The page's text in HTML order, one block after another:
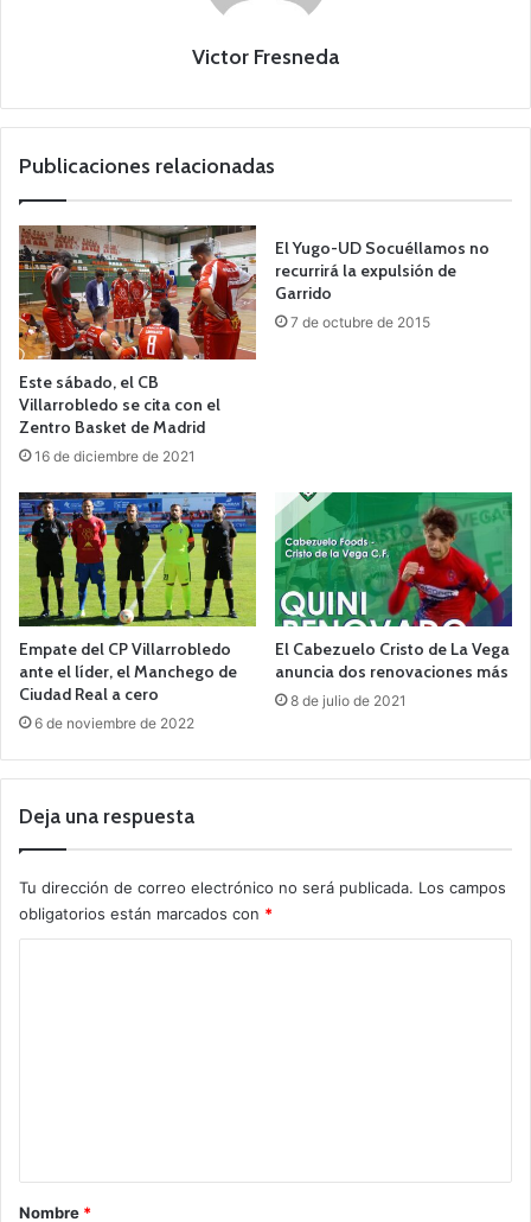
Victor Fresneda
Publicaciones relacionadas
Este sábado, el CB
Villarrobledo se cita con el
Zentro Basket de Madrid
16 de diciembre de 2021
El Yugo-UD Socuéllamos no
recurrirá la expulsión de
Garrido
7 de octubre de 2015
Empate del CP Villarrobledo
ante el líder, el Manchego de
Ciudad Real a cero
6 de noviembre de 2022
El Cabezuelo Cristo de La Vega
anuncia dos renovaciones más
8 de julio de 2021
Deja una respuesta
Tu dirección de correo electrónico no será publicada. Los campos
obligatorios están marcados con *
rNombre *